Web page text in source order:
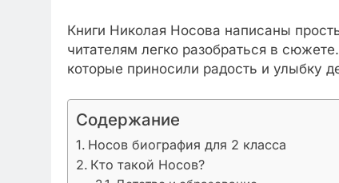
Книги Николая Носова написаны
читателям легко разобраться в
которые приносили радость и улыбку
Содержание
Носов биография для 2 класса
Кто такой Носов?